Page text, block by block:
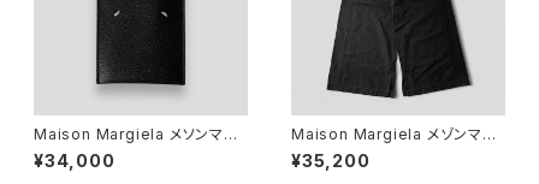
Maison Margiela メソンマル
ジェラ スマートフォンポーチ ブ
ラック
¥34,000
Maison Margiela メゾンマル
ジェラ ワイドパンツ S50KA06
28 ブラック 36
¥35,200